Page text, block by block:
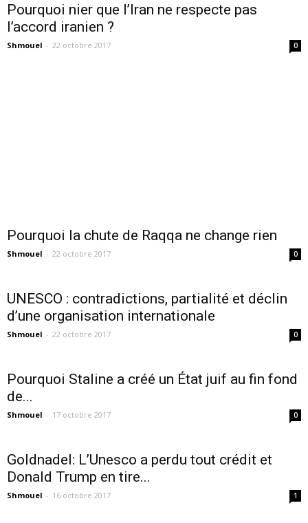
Pourquoi nier que l’Iran ne respecte pas
l’accord iranien ?
Shmouel - 22 octobre 2017 0
Pourquoi la chute de Raqqa ne change rien
Shmouel - 22 octobre 2017 0
UNESCO : contradictions, partialité et déclin
d’une organisation internationale
Shmouel - 22 octobre 2017 0
Pourquoi Staline a créé un État juif au fin fond
de...
Shmouel - 17 octobre 2017 0
Goldnadel: L’Unesco a perdu tout crédit et
Donald Trump en tire...
Shmouel - 16 octobre 2017 1